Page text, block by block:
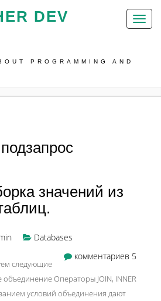
Toggle
DEV
PROGRAMMING AND
значений из
Databases
комментариев 5
следующие
объединение Операторы JOIN, INNER
условий объединения дают